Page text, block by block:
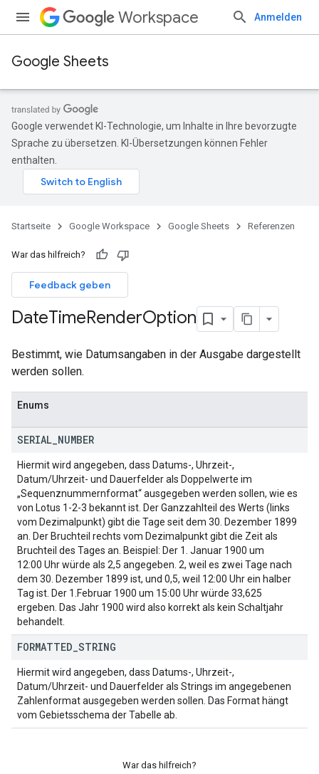
Workspace Anmelden
Google Sheets
Google verwendet KI-Technologie, um Inhalte in Ihre bevorzugte
Sprache zu übersetzen. KI-Übersetzungen können Fehler
enthalten.
Startseite Google Workspace Google Sheets Referenzen
War das hilfreich?
Feedback geben
DateTimeRenderOption
Bestimmt, wie Datumsangaben in der Ausgabe dargestellt
werden sollen.
Enums
SERIAL NUMBER
Hiermit wird angegeben, dass Datums-, Uhrzeit-,
Datum/Uhrzeit- und Dauerfelder als Doppelwerte im
„Sequenznummernformat“ ausgegeben werden sollen, wie es
von Lotus 1-2-3 bekannt ist. Der Ganzzahlteil des Werts (links
vom Dezimalpunkt) gibt die Tage seit dem 30. Dezember 1899
an. Der Bruchteil rechts vom Dezimalpunkt gibt die Zeit als
Bruchteil des Tages an. Beispiel: Der 1. Januar 1900 um
12:00 Uhr würde als 2,5 angegeben. 2, weil es zwei Tage nach
dem 30. Dezember 1899 ist, und 0,5, weil 12:00 Uhr ein halber
Tag ist. Der 1.Februar 1900 um 15:00 Uhr würde 33,625
ergeben. Das Jahr 1900 wird also korrekt als kein Schaltjahr
behandelt.
FORMATTED STRING
Hiermit wird angegeben, dass Datums-, Uhrzeit-,
Datum/Uhrzeit- und Dauerfelder als Strings im angegebenen
Zahlenformat ausgegeben werden sollen. Das Format hängt
vom Gebietsschema der Tabelle ab.
War das hilfreich?